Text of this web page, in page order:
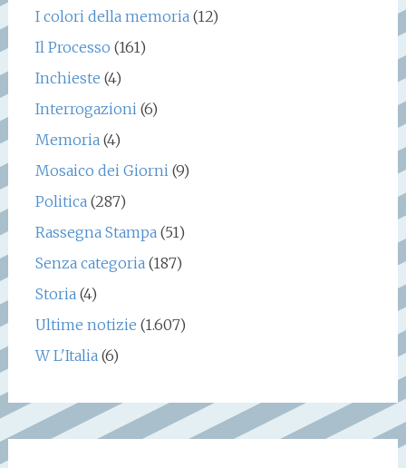
I colori della memoria(12)
Il Processo (161)
Inchieste (4)
Interrogazioni(6)
Memoria(4)
Mosaico dei Giorni(9)
Politica(287)
Rassegna Stampa(51)
Senza categoria(187)
Storia(4)
Ultime notizie (1.607)
W L'Italia(6)